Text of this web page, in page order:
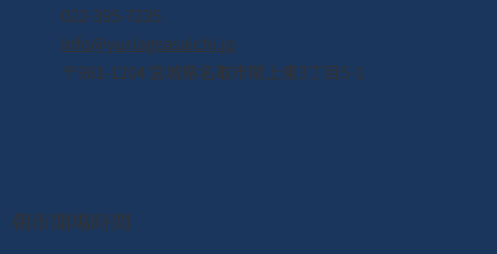
022-395-7235
info@yuriageasaichi.jp
〒981-1204 宮城県名取市閖上東3丁目5-1
朝市開場時間